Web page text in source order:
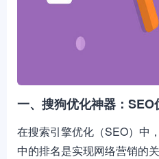
一、搜狗优化神器：SEO
在搜索引擎优化（SEO）中
中的排名是实现网络营销的